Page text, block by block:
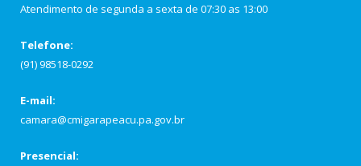
Atendimento de segunda a sexta de 07:30 as 13:00
Telefone:
(91) 98518-0292
E-mail:
camara@cmigarapeacu.pa.gov.br
Presencial: